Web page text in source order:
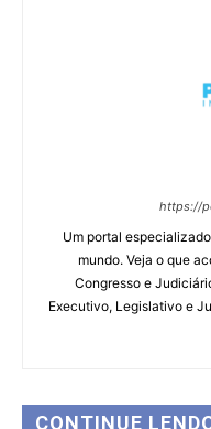
https://
Um portal
mundo. Veja o que
Congresso e
Executivo, Legislativo e
CONTINUE